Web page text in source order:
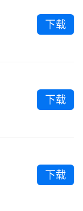
下载
下载
下载